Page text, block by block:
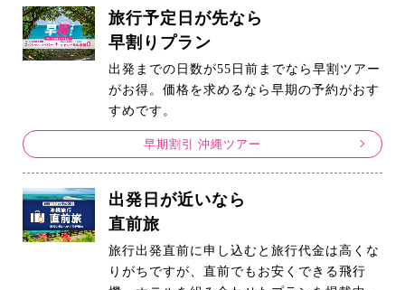
旅行予定日が先なら
早割りプラン
出発までの日数が55日前までなら早割ツアー
がお得。価格を求めるなら早期の予約がおす
すめです。
早期割引 沖縄ツアー
出発日が近いなら
直前旅
旅行出発直前に申し込むと旅行代金は高くな
りがちですが、直前でもお安くできる飛行